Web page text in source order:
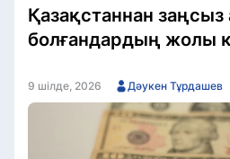
Қазақстаннан
болғандардың жолы
9 шілде, 2026 Дәукен Тұрдашев